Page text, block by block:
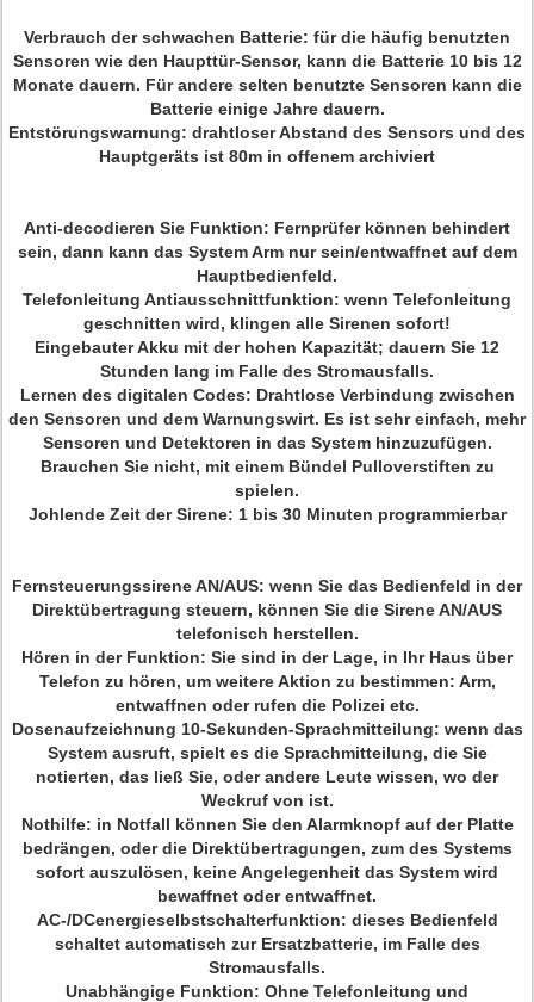
Verbrauch der schwachen Batterie: für die häufig benutzten
Sensoren wie den Haupttür-Sensor, kann die Batterie 10 bis 12
Monate dauern. Für andere selten benutzte Sensoren kann die
Batterie einige Jahre dauern.
Entstörungswarnung: drahtloser Abstand des Sensors und des
Hauptgeräts ist 80m in offenem archiviert
Anti-decodieren Sie Funktion: Fernprüfer können behindert
sein, dann kann das System Arm nur sein/entwaffnet auf dem
Hauptbedienfeld.
Telefonleitung Antiausschnittfunktion: wenn Telefonleitung
geschnitten wird, klingen alle Sirenen sofort!
Eingebauter Akku mit der hohen Kapazität; dauern Sie 12
Stunden lang im Falle des Stromausfalls.
Lernen des digitalen Codes: Drahtlose Verbindung zwischen
den Sensoren und dem Warnungswirt. Es ist sehr einfach, mehr
Sensoren und Detektoren in das System hinzuzufügen.
Brauchen Sie nicht, mit einem Bündel Pulloverstiften zu
spielen.
Johlende Zeit der Sirene: 1 bis 30 Minuten programmierbar
Fernsteuerungssirene AN/AUS: wenn Sie das Bedienfeld in der
Direktübertragung steuern, können Sie die Sirene AN/AUS
telefonisch herstellen.
Hören in der Funktion: Sie sind in der Lage, in Ihr Haus über
Telefon zu hören, um weitere Aktion zu bestimmen: Arm,
entwaffnen oder rufen die Polizei etc.
Dosenaufzeichnung 10-Sekunden-Sprachmitteilung: wenn das
System ausruft, spielt es die Sprachmitteilung, die Sie
notierten, das ließ Sie, oder andere Leute wissen, wo der
Weckruf von ist.
Nothilfe: in Notfall können Sie den Alarmknopf auf der Platte
bedrängen, oder die Direktübertragungen, zum des Systems
sofort auszulösen, keine Angelegenheit das System wird
bewaffnet oder entwaffnet.
AC-/DCenergieselbstschalterfunktion: dieses Bedienfeld
schaltet automatisch zur Ersatzbatterie, im Falle des
Stromausfalls.
Unabhängige Funktion: Ohne Telefonleitung und